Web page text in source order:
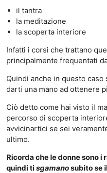
il tantra
la meditazione
la scoperta interiore
Infatti i corsi che trattano
principalmente frequentati
Quindi anche in questo
darti una mano ad ottenere
Ciò detto come hai visto il
percorso di scoperta
avvicinartici se sei
ultimo.
Ricorda che le donne sono i
quindi tisgamanosubito se